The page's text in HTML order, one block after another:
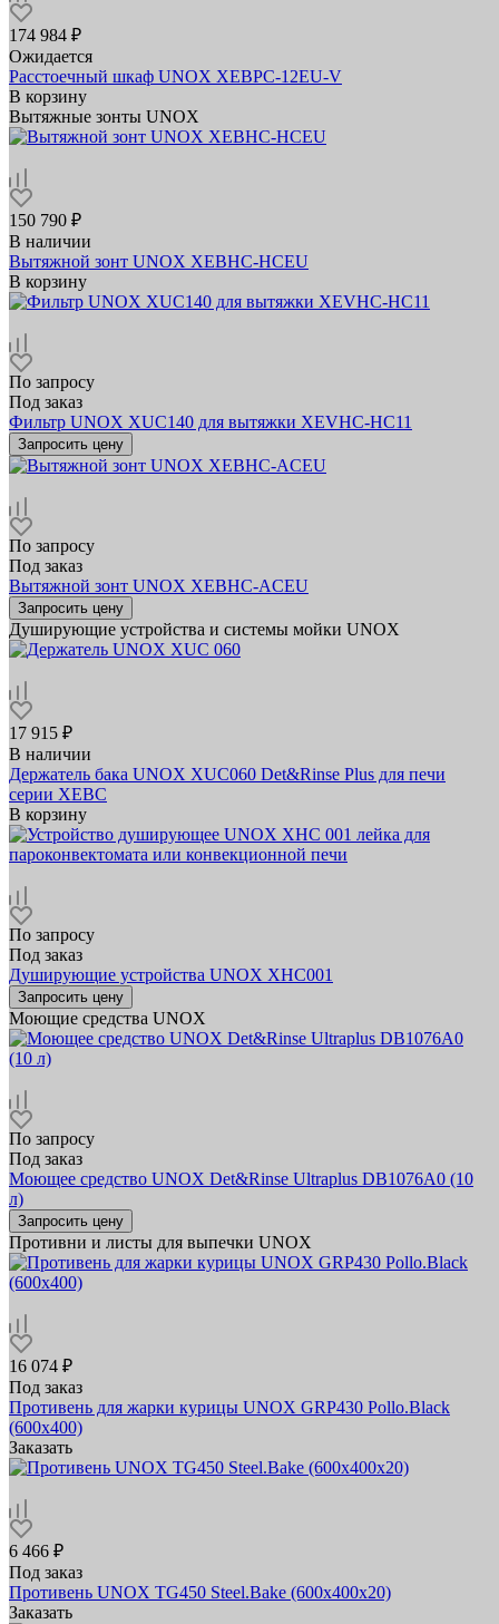
174 984 ₽
Ожидается
Расстоечный шкаф UNOX XEBPC-12EU-V
В корзину
Вытяжные зонты UNOX
150 790 ₽
В наличии
Вытяжной зонт UNOX XEBHC-HCEU
В корзину
По запросу
Под заказ
Фильтр UNOX XUC140 для вытяжки XEVHC-HC11
Запросить цену
По запросу
Под заказ
Вытяжной зонт UNOX XEBHC-ACEU
Запросить цену
Душирующие устройства и системы мойки UNOX
17 915 ₽
В наличии
Держатель бака UNOX XUC060 Det&Rinse Plus для печи
серии XEBC
В корзину
По запросу
Под заказ
Душирующие устройства UNOX XHC001
Запросить цену
Моющие средства UNOX
По запросу
Под заказ
Моющее средство UNOX Det&Rinse Ultraplus DB1076A0 (10
л)
Запросить цену
Противни и листы для выпечки UNOX
16 074 ₽
Под заказ
Противень для жарки курицы UNOX GRP430 Pollo.Black
(600х400)
Заказать
6 466 ₽
Под заказ
Противень UNOX TG450 Steel.Bake (600x400x20)
Заказать